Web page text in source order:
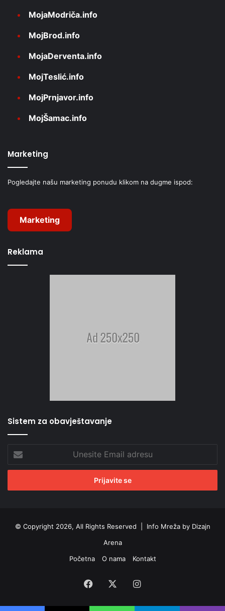
MojaModriča.info
MojBrod.info
MojaDerventa.info
MojTeslić.info
MojPrnjavor.info
MojŠamac.info
Marketing
Pogledajte našu marketing ponudu klikom na dugme ispod:
Marketing
Reklama
Sistem za obavještavanje
Email
adresu
© Copyright 2026, All Rights Reserved | Info Mreža by Dizajn
Arena
Početna
O nama Kontakt
Facebook Instagram